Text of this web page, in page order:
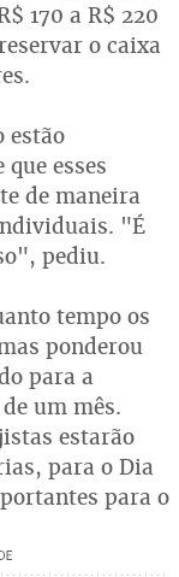
170 a R$ 220
o caixa
estão
esses
de maneira
"É
pediu.
tempo os
ponderou
para a
um mês.
estarão
para o Dia
para o